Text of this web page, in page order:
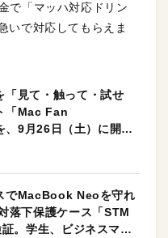
で「マッハ対応ドリン
いで対応してもらえま
「見て・触って・試せ
「Mac Fan
9月26日（土）に開催
でMacBook Neoを守れ
落下保護ケース「STM
。学生、ビジネスマン